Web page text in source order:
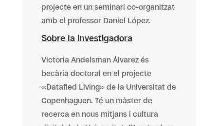
projecte en un seminari co-organitzat
amb el professor Daniel López.
Sobre la investigadora
Victoria Andelsman Álvarez és
becària doctoral en el projecte
«Datafied Living» de la Universitat de
Copenhaguen. Té un màster de
recerca en nous mitjans i cultura